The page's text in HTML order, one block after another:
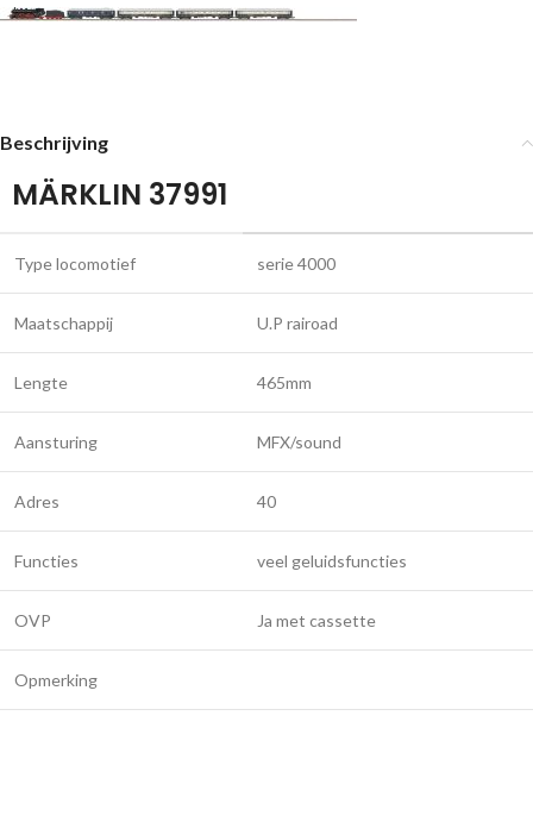
Beschrijving
MÄRKLIN 37991
Type locomotief serie 4000
Maatschappij U.P rairoad
Lengte 465mm
Aansturing MFX/sound
Adres 40
Functies veel geluidsfuncties
OVP Ja met cassette
Opmerking